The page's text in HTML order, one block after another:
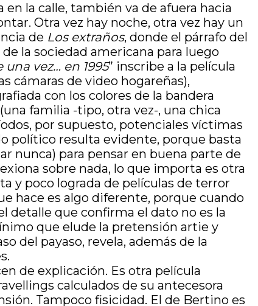
la calle, también va de afuera hacia
Otra vez hay noche, otra vez hay un
de Los extraños, donde el párrafo del
la sociedad americana para luego
una vez… en 1995” inscribe a la película
cámaras de video hogareñas),
con los colores de la bandera
familia -tipo, otra vez-, una chica
por supuesto, potenciales víctimas
político resulta evidente, porque basta
nunca) para pensar en buena parte de
sobre nada, lo que importa es otra
y poco lograda de películas de terror
hace es algo diferente, porque cuando
detalle que confirma el dato no es la
que elude la pretensión artie y
del payaso, revela, además de la
de explicación. Es otra película
calculados de su antecesora
Tampoco fisicidad. El de Bertino es